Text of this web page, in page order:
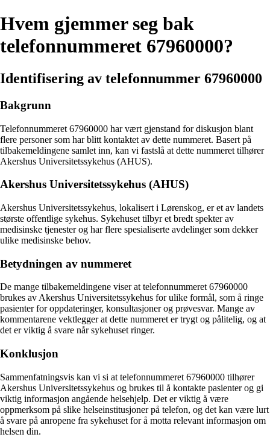
Hvem gjemmer seg bak
telefonnummeret 67960000?
Identifisering av telefonnummer 67960000
Bakgrunn
Telefonnummeret 67960000 har vært gjenstand for diskusjon blant
flere personer som har blitt kontaktet av dette nummeret. Basert på
tilbakemeldingene samlet inn, kan vi fastslå at dette nummeret tilhører
Akershus Universitetssykehus (AHUS).
Akershus Universitetssykehus (AHUS)
Akershus Universitetssykehus, lokalisert i Lørenskog, er et av landets
største offentlige sykehus. Sykehuset tilbyr et bredt spekter av
medisinske tjenester og har flere spesialiserte avdelinger som dekker
ulike medisinske behov.
Betydningen av nummeret
De mange tilbakemeldingene viser at telefonnummeret 67960000
brukes av Akershus Universitetssykehus for ulike formål, som å ringe
pasienter for oppdateringer, konsultasjoner og prøvesvar. Mange av
kommentarene vektlegger at dette nummeret er trygt og pålitelig, og at
det er viktig å svare når sykehuset ringer.
Konklusjon
Sammenfatningsvis kan vi si at telefonnummeret 67960000 tilhører
Akershus Universitetssykehus og brukes til å kontakte pasienter og gi
viktig informasjon angående helsehjelp. Det er viktig å være
oppmerksom på slike helseinstitusjoner på telefon, og det kan være lurt
å svare på anropene fra sykehuset for å motta relevant informasjon om
helsen din.